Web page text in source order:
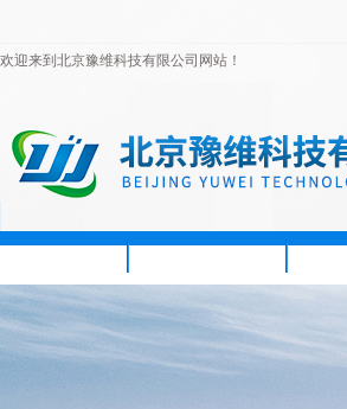
欢迎来到北京豫维科技有限公司网站！